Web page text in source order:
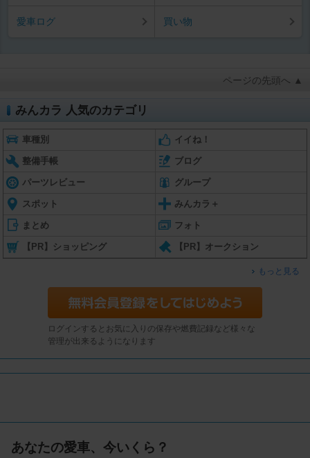
愛車ログ 買い物
ページの先頭へ ▲
みんカラ 人気のカテゴリ
車種別 イイね！
整備手帳 ブログ
パーツレビュー グループ
スポット みんカラ＋
まとめ フォト
【PR】ショッピング 【PR】オークション
もっと見る
ログインするとお気に入りの保存や燃費記録など様々な
管理が出来るようになります
あなたの愛車、今いくら？